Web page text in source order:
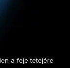
a feje tetejére